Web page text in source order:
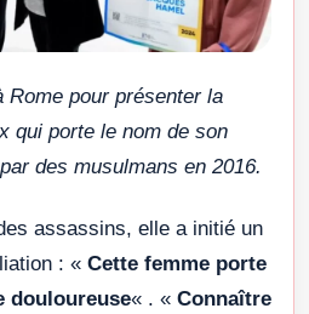
Rome pour présenter la
qui porte le nom de son
des musulmans en 2016.
assassins, elle a initié un
: « Cette femme porte
douloureuse« . « Connaître